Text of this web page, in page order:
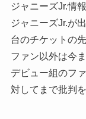
ジャニーズJr.情
ジャニーズJr.が
台のチケットの
ファン以外は今
デビュー組のフ
対してまで批判